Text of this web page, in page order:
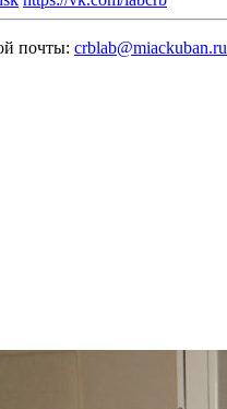
почты: crblab@miackuban.ru